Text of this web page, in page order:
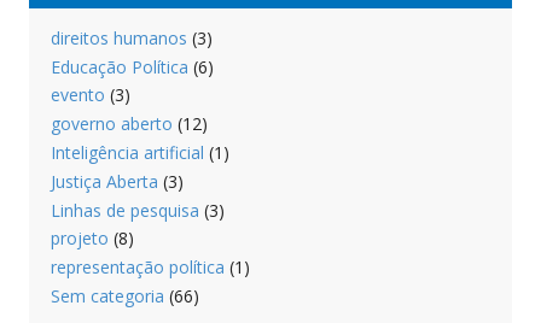
direitos humanos (3)
Educação Política (6)
evento (3)
governo aberto (12)
Inteligência artificial (1)
Justiça Aberta (3)
Linhas de pesquisa (3)
projeto (8)
representação política (1)
Sem categoria (66)